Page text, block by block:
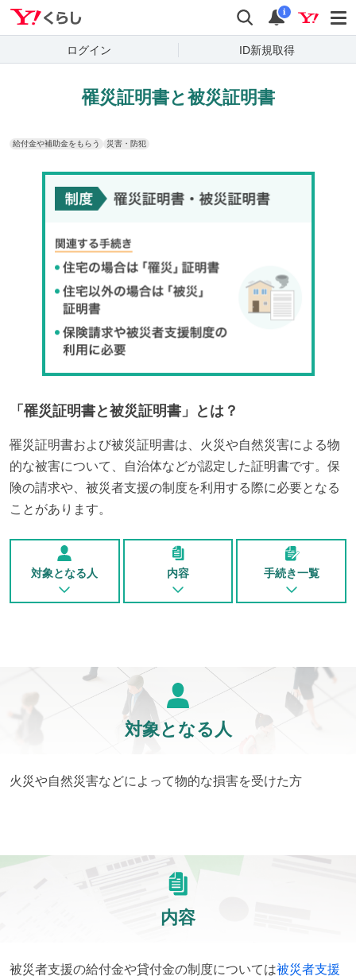
検索 通知
i
ログイン ID新規取得
罹災証明書と被災証明書
給付金や補助金をもらう 災害・防犯
「 罹災証明書と被災証明書 」とは？
罹災証明書および被災証明書は、火災や自然災害による物
的な被害について、自治体などが認定した証明書です。保
険の請求や、被災者支援の制度を利用する際に必要となる
ことがあります。
対象となる人 内容 手続き一覧
対象となる人
火災や自然災害などによって物的な損害を受けた方
内容
被災者支援の給付金や貸付金の制度については被災者支援